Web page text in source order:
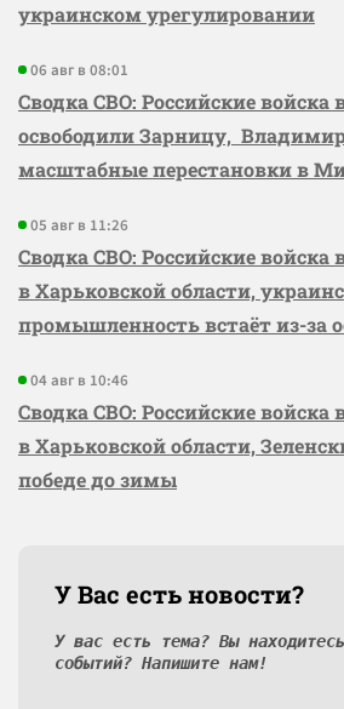
украинском урегулировании
06 авг в 08:01
Сводка СВО: Российские
освободили Зарницу,
масштабные перестановки в
05 авг в 11:26
Сводка СВО: Российские
в Харьковской области,
промышленность встаёт из-за
04 авг в 10:46
Сводка СВО: Российские войска
в Харьковской области,
победе до зимы
У Вас есть новости?
У вас есть тема? Вы
событий? Напишите нам!